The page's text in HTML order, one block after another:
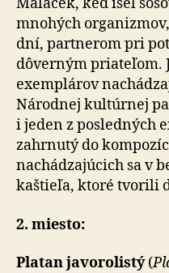
mnohých
dní, partnerom pri
dôverným priateľom.
exemplárov
Národnej kultúrnej
i jeden z posledných
zahrnutý do
nachádzajúcich sa v
kaštieľa, ktoré tvorili
2. miesto:
Platan javorolistý(